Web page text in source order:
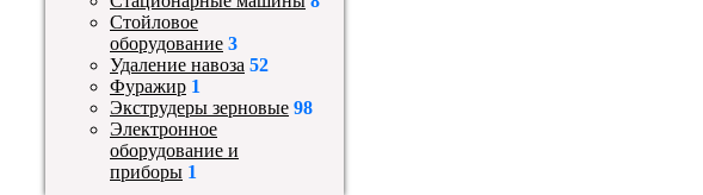
Стойловое
оборудование 3
Удаление навоза 52
Фуражир 1
Экструдеры зерновые 98
Электронное
оборудование и
приборы 1